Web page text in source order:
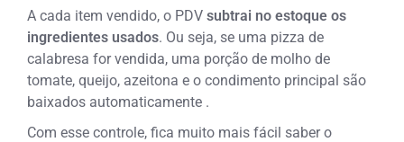
A cada item vendido, o PDVsubtrai no estoque os
ingredientes usados. Ou seja, se uma pizza de
calabresa for vendida, uma porção de molho de
tomate, queijo, azeitona e o condimento principal são
baixados automaticamente .
Com esse controle, fica muito mais fácil saber o